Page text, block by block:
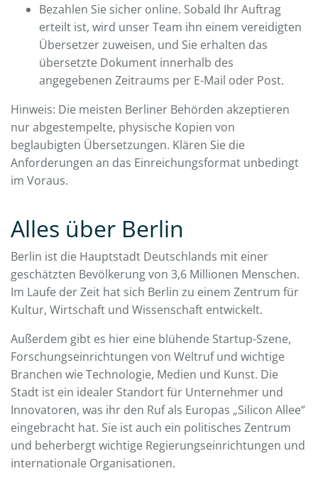
Bezahlen Sie sicher online. Sobald Ihr Auftrag
erteilt ist, wird unser Team ihn einem vereidigten
Übersetzer zuweisen, und Sie erhalten das
übersetzte Dokument innerhalb des
angegebenen Zeitraums per E-Mail oder Post.
Hinweis: Die meisten Berliner Behörden akzeptieren
nur abgestempelte, physische Kopien von
beglaubigten Übersetzungen. Klären Sie die
Anforderungen an das Einreichungsformat unbedingt
im Voraus.
Alles über Berlin
Berlin ist die Hauptstadt Deutschlands mit einer
geschätzten Bevölkerung von 3,6 Millionen Menschen.
Im Laufe der Zeit hat sich Berlin zu einem Zentrum für
Kultur, Wirtschaft und Wissenschaft entwickelt.
Außerdem gibt es hier eine blühende Startup-Szene,
Forschungseinrichtungen von Weltruf und wichtige
Branchen wie Technologie, Medien und Kunst. Die
Stadt ist ein idealer Standort für Unternehmer und
Innovatoren, was ihr den Ruf als Europas „Silicon Allee“
eingebracht hat. Sie ist auch ein politisches Zentrum
und beherbergt wichtige Regierungseinrichtungen und
internationale Organisationen.